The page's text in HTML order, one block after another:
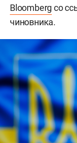
Bloomberg со
чиновника.